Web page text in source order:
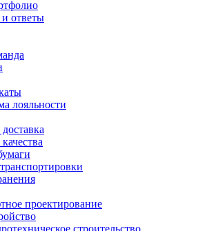
ответы
лояльности
проектирование
строительство